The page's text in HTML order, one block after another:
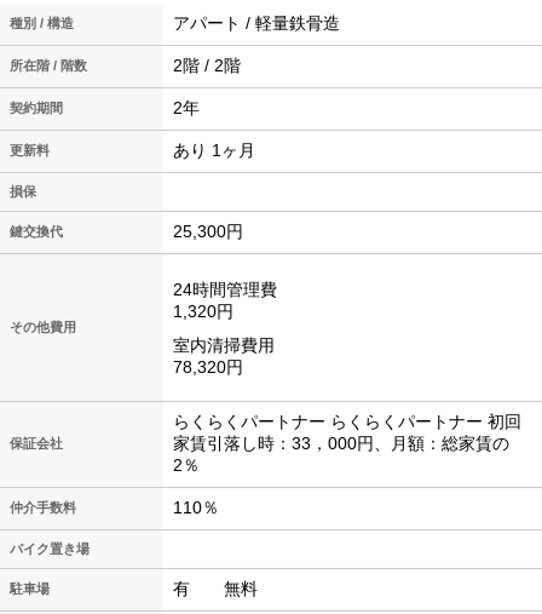
種別 / 構造 アパート / 軽量鉄骨造
所在階 / 階数 2階 / 2階
契約期間 2年
更新料 あり 1ヶ月
損保
鍵交換代 25,300円
その他費用
24時間管理費
1,320円
室内清掃費用
78,320円
保証会社
らくらくパートナー らくらくパートナー 初回
家賃引落し時：33，000円、月額：総家賃の
2％
仲介手数料 110％
バイク置き場
駐車場 有 無料